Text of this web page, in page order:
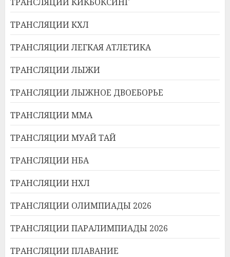
ТРАНСЛЯЦИИ КХЛ
ТРАНСЛЯЦИИ ЛЕГКАЯ АТЛЕТИКА
ТРАНСЛЯЦИИ ЛЫЖИ
ТРАНСЛЯЦИИ ЛЫЖНОЕ ДВОЕБОРЬЕ
ТРАНСЛЯЦИИ ММА
ТРАНСЛЯЦИИ МУАЙ ТАЙ
ТРАНСЛЯЦИИ НБА
ТРАНСЛЯЦИИ НХЛ
ТРАНСЛЯЦИИ ОЛИМПИАДЫ 2026
ТРАНСЛЯЦИИ ПАРАЛИМПИАДЫ 2026
ТРАНСЛЯЦИИ ПЛАВАНИЕ